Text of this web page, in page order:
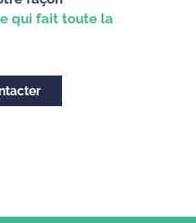
qui fait toute la